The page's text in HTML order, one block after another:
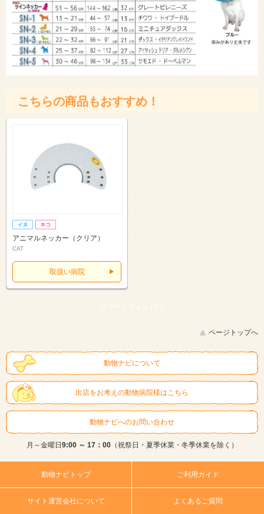
こちらの商品もおすすめ！
アニマルネッカー（クリア）
CAT
取扱い病院
スマートフォン | PC
ページトップへ
動物ナビについて
出店をお考えの動物病院様はこちら
動物ナビへのお問い合わせ
月～金曜日9:00 ～ 17：00（祝祭日・夏季休業・冬季休業を除く）
動物ナビトップ ご利用ガイド
サイト運営会社について よくあるご質問